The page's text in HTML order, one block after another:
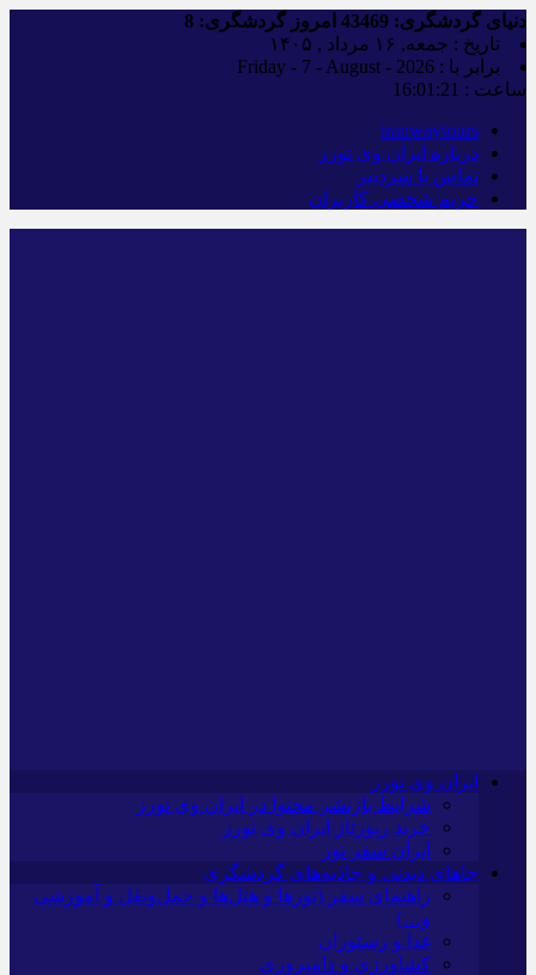
دنیای گردشگری: امروز گردشگری:
تاریخ : جمعه, ۱۶ مرداد , ۱۴۰۵
برابر با : Friday - 7 - August - 2026
ساعت : 16:01:22
iranwaytours
درباره ایران وی تورز
تماس با سردبیر
حریم شخصی کاربران
ایران وی تورز
شرایط بازنشر محتوا در ایران وی تورز
خرید رپورتاژ ایران وی تورز
ایران سفر تور
جاهای دیدنی و جاذبه‌های گردشگری
راهنمای سفر (تورها و هتل‌ها و حمل‌و‌نقل و آموزشی
و…)
غذا و رستوران
کشاورزی و دامپروری